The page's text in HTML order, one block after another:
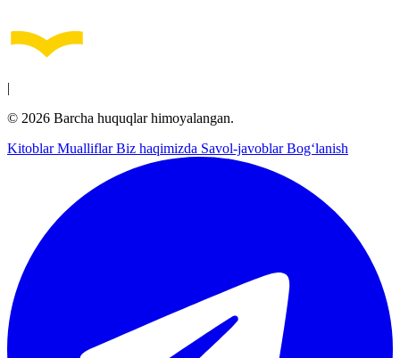
|
© 2026 Barcha huquqlar himoyalangan.
KitoblarMualliflarBiz haqimizda Savol-javoblarBog‘lanish